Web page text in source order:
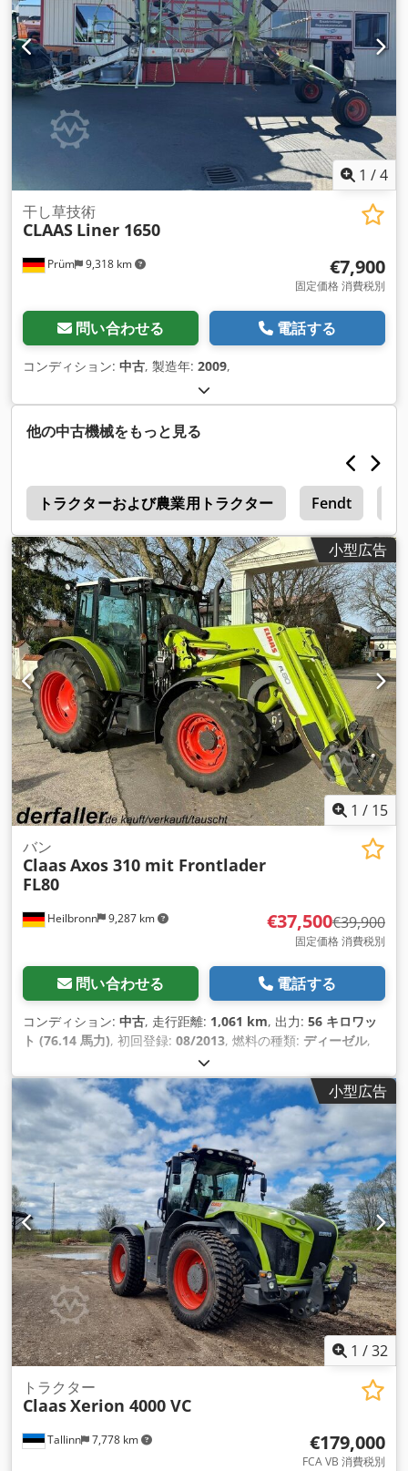
1 /4
Prüm 9,318 km
干し草技術
CLAAS Liner 1650
€7,900
固定価格 消費税別
問い合わせる 電話する
コンディション: 中古, 製造年: 2009,
他の中古機械をもっと見る
トラクターおよび農業用トラクター Fendt
小型広告
1 / 15
Heilbronn 9,287 km
バン
ClaasAxos 310 mit Frontlader
FL80
€37,500€39,900
固定価格 消費税別
問い合わせる 電話する
コンディション: 中古, 走行距離: 1,061 km, 出力: 56 キロワッ
ト (76.14 馬力), 初回登録: 08/2013, 燃料の種類: ディーゼル,
7,500 kg（キログラム）
サスペンション:その他, 座席数:2, 稼働時間:1,061 h, 装備:キ
ャビン, 全輪駆動, 小型広告
1 /32
Tallinn 7,778 km
トラクター
ClaasXerion 4000 VC
€179,000
FCA VB 消費税別